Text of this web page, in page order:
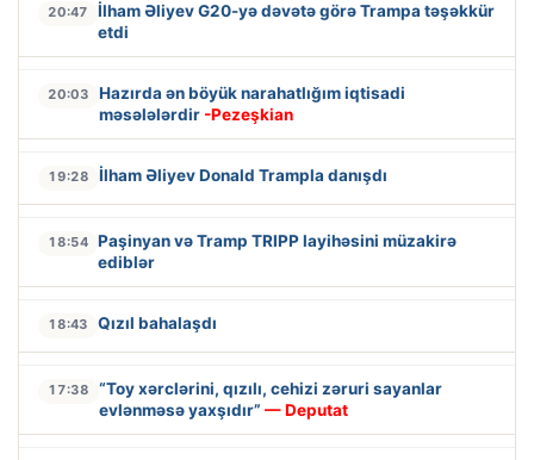
20:47
İlham Əliyev G20-yə dəvətə görə Trampa təşəkkür
etdi
20:03
Hazırda ən böyük narahatlığım iqtisadi
məsələlərdir -Pezeşkian
19:28 İlham Əliyev Donald Trampla danışdı
18:54 Paşinyan və Tramp TRIPP layihəsini müzakirə
ediblər
18:43 Qızıl bahalaşdı
17:38
“Toy xərclərini, qızılı, cehizi zəruri sayanlar
evlənməsə yaxşıdır” — Deputat